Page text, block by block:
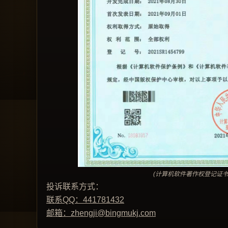
(计算机软件著作权登记证
投诉联系方式：
联系QQ：441781432
邮箱：zhengji@bingmukj.com